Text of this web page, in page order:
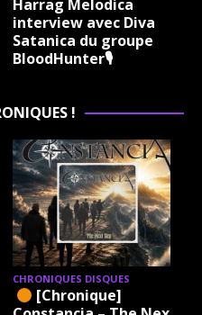
Harrag Melodica
interview avec Diva
Satanica du groupe
BloodHunter🎙
!
CHRONIQUES DISQUES
[Chronique]